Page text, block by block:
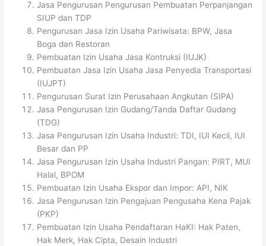
Jasa Pengurusan Pengurusan Pembuatan Perpanjangan
SIUP dan TDP
Pengurusan Jasa Izin Usaha Pariwisata: BPW, Jasa
Boga dan Restoran
Pembuatan Izin Usaha Jasa Kontruksi (IUJK)
Pembuatan Jasa Izin Usaha Jasa Penyedia Transportasi
(IUJPT)
Pengurusan Surat Izin Perusahaan Angkutan (SIPA)
Jasa Pengurusan Izin Gudang/Tanda Daftar Gudang
(TDG)
Jasa Pengurusan Izin Usaha Industri: TDI, IUI Kecil, IUI
Besar dan PP
Jasa Pengurusan Izin Usaha Industri Pangan: PIRT, MUI
Halal, BPOM
Pembuatan Izin Usaha Ekspor dan Impor: API, NIK
Jasa Pengurusan Izin Pengajuan Pengusaha Kena Pajak
(PKP)
Pembuatan Izin Usaha Pendaftaran HaKI: Hak Paten,
Hak Merk, Hak Cipta, Desain Industri